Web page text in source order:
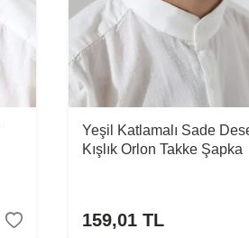
Yeşil Katlamalı Sade
Kışlık Orlon Takke Şapka
159,01 TL